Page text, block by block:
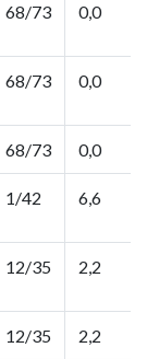
68/73 0,0
68/73 0,0
68/73 0,0
1/42 6,6
12/35 2,2
12/35 2,2